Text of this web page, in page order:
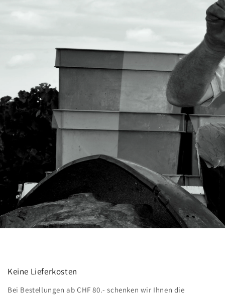
Keine Lieferkosten
Bei Bestellungen ab CHF 80.- schenken wir Ihnen die